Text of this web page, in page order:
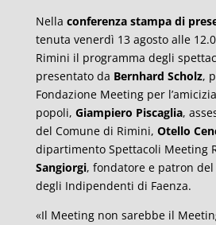
Nella conferenza stampa di
tenuta venerdì 13 agosto alle
Rimini il programma degli
presentato da Bernhard Scholz,
Fondazione Meeting per
popoli, Giampiero Piscaglia,
del Comune di Rimini, Otello
dipartimento Spettacoli Meeting
Sangiorgi, fondatore e patron del
degli Indipendenti di Faenza.
«Il Meeting non sarebbe il